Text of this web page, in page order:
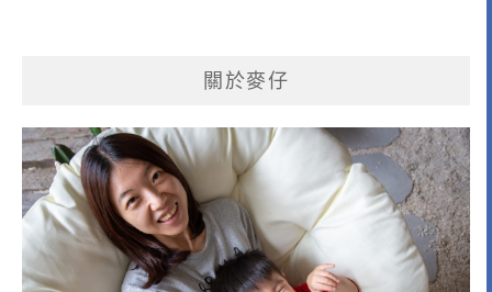
關於麥仔